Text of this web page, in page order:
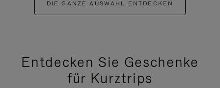
DIE GANZE AUSWAHL ENTDECKEN
Entdecken Sie Geschenke
für Kurztrips